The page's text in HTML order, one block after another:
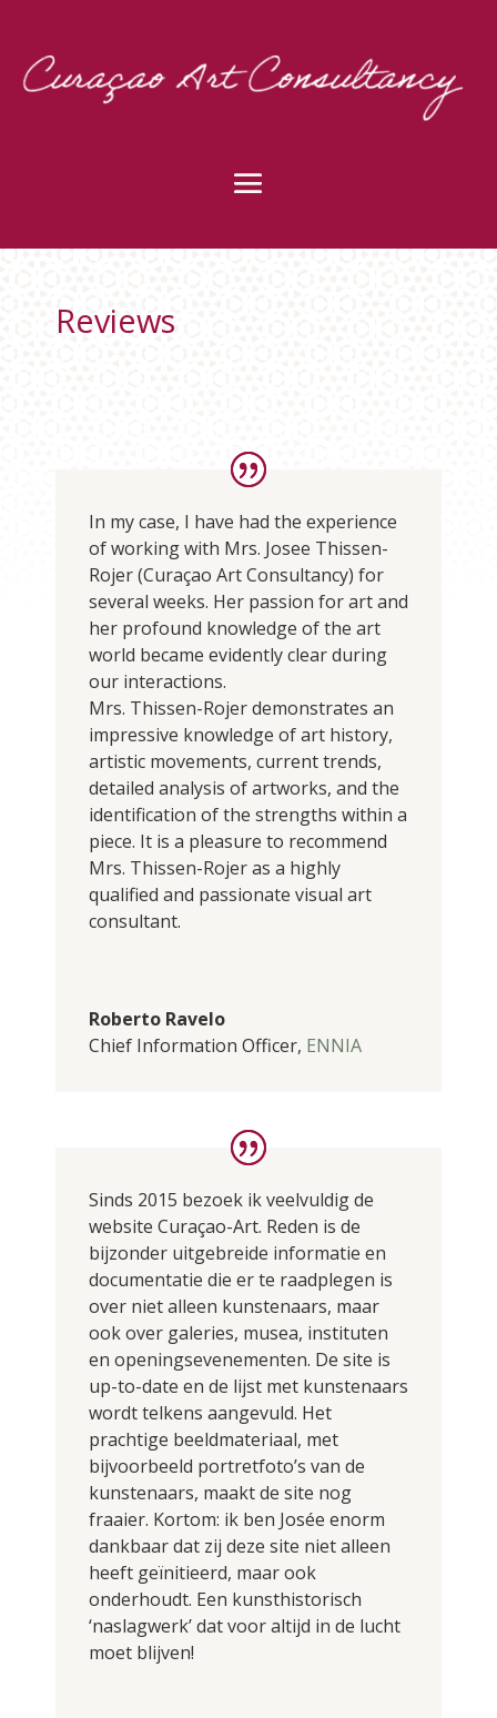
Reviews
In my case, I have had the experience
of working with Mrs. Josee Thissen-
Rojer (Curaçao Art Consultancy) for
several weeks. Her passion for art and
her profound knowledge of the art
world became evidently clear during
our interactions.
Mrs. Thissen-Rojer demonstrates an
impressive knowledge of art history,
artistic movements, current trends,
detailed analysis of artworks, and the
identification of the strengths within a
piece. It is a pleasure to recommend
Mrs. Thissen-Rojer as a highly
qualified and passionate visual art
consultant.
Roberto Ravelo
Chief Information Officer, ENNIA
Sinds 2015 bezoek ik veelvuldig de
website Curaçao-Art. Reden is de
bijzonder uitgebreide informatie en
documentatie die er te raadplegen is
over niet alleen kunstenaars, maar
ook over galeries, musea, instituten
en openingsevenementen. De site is
up-to-date en de lijst met kunstenaars
wordt telkens aangevuld. Het
prachtige beeldmateriaal, met
bijvoorbeeld portretfoto’s van de
kunstenaars, maakt de site nog
fraaier. Kortom: ik ben Josée enorm
dankbaar dat zij deze site niet alleen
heeft geïnitieerd, maar ook
onderhoudt. Een kunsthistorisch
‘naslagwerk’ dat voor altijd in de lucht
moet blijven!